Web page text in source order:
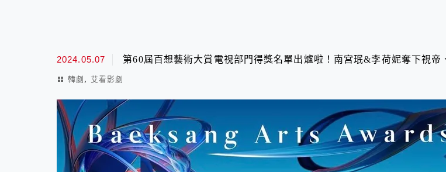
2024.05.07 第60屆百想藝術大賞電視部門得獎名單出爐啦！南宮珉&李荷妮奪下視帝
韓劇 , 艾看影劇